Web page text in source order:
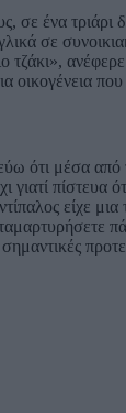
σε ένα τριάρι
σε
τζάκι»,
που
ότι μέσα από
πίστευα
είχε μια